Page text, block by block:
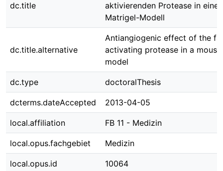
dc.title
aktivierenden Protease in
Matrigel-Modell
dc.title.alternative
Antiangiogenic effect of the
activating protease in a
model
dc.type doctoralThesis
dcterms.dateAccepted 2013-04-05
local.affiliation FB 11 - Medizin
local.opus.fachgebiet Medizin
local.opus.id 10064